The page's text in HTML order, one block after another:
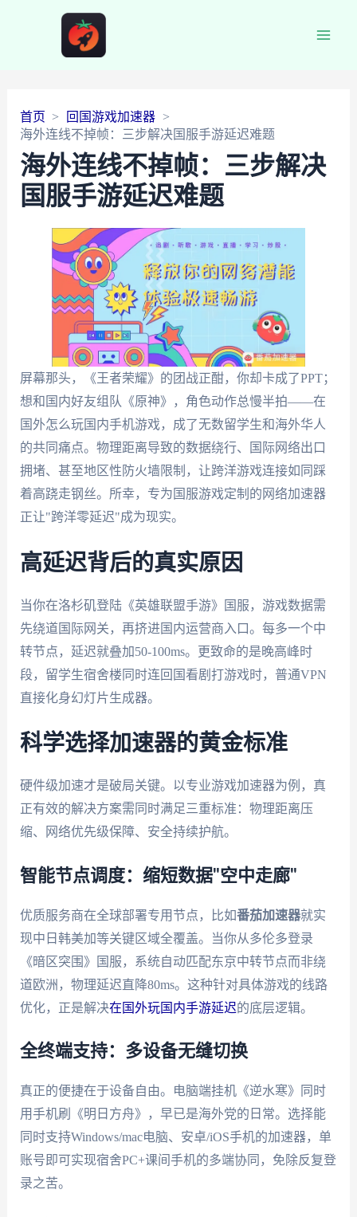
首页
回国游戏加速器
海外连线不掉帧：三步解决国服手游延迟难题
海外连线不掉帧：三步解决
国服手游延迟难题
屏幕那头，《王者荣耀》的团战正酣，你却卡成了PPT；
想和国内好友组队《原神》，角色动作总慢半拍——在
国外怎么玩国内手机游戏，成了无数留学生和海外华人
的共同痛点。物理距离导致的数据绕行、国际网络出口
拥堵、甚至地区性防火墙限制，让跨洋游戏连接如同踩
着高跷走钢丝。所幸，专为国服游戏定制的网络加速器
正让"跨洋零延迟"成为现实。
高延迟背后的真实原因
当你在洛杉矶登陆《英雄联盟手游》国服，游戏数据需
先绕道国际网关，再挤进国内运营商入口。每多一个中
转节点，延迟就叠加50-100ms。更致命的是晚高峰时
段，留学生宿舍楼同时连回国看剧打游戏时，普通VPN
直接化身幻灯片生成器。
科学选择加速器的黄金标准
硬件级加速才是破局关键。以专业游戏加速器为例，真
正有效的解决方案需同时满足三重标准：物理距离压
缩、网络优先级保障、安全持续护航。
智能节点调度：缩短数据"空中走廊"
优质服务商在全球部署专用节点，比如番茄加速器就实
现中日韩美加等关键区域全覆盖。当你从多伦多登录
《暗区突围》国服，系统自动匹配东京中转节点而非绕
道欧洲，物理延迟直降80ms。这种针对具体游戏的线路
优化，正是解决在国外玩国内手游延迟的底层逻辑。
全终端支持：多设备无缝切换
真正的便捷在于设备自由。电脑端挂机《逆水寒》同时
用手机刷《明日方舟》，早已是海外党的日常。选择能
同时支持Windows/mac电脑、安卓/iOS手机的加速器，单
账号即可实现宿舍PC+课间手机的多端协同，免除反复登
录之苦。